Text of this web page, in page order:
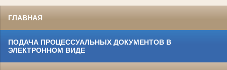
ГЛАВНАЯ
ПОДАЧА ПРОЦЕССУАЛЬНЫХ ДОКУМЕНТОВ В
ЭЛЕКТРОННОМ ВИДЕ